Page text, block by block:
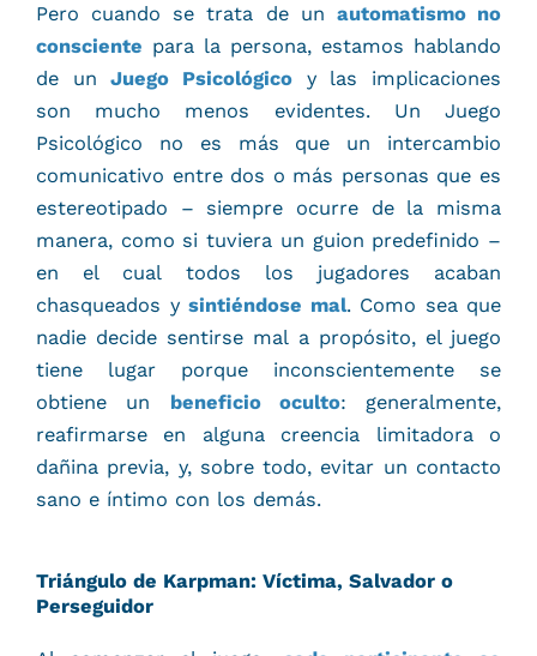
Pero cuando se trata de un automatismo no
consciente para la persona, estamos hablando
de unJuego Psicológico
y las implicaciones
son mucho menos evidentes. Un Juego
Psicológico no es más que un intercambio
comunicativo entre dos o más personas que es
estereotipado – siempre ocurre de la misma
manera, como si tuviera un guion predefinido –
en el cual todos los jugadores acaban
chasqueados y sintiéndose mal. Como sea que
nadie decide sentirse mal a propósito, el juego
tiene lugar porque inconscientemente se
obtiene un beneficio oculto: generalmente,
reafirmarse en alguna creencia limitadora o
dañina previa, y, sobre todo, evitar un contacto
sano e íntimo con los demás.
Triángulo de Karpman: Víctima, Salvador o
Perseguidor